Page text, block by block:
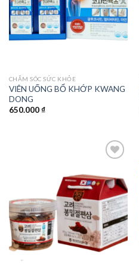
CHĂM SÓC SỨC KHỎE
VIÊN UỐNG BỔ KHỚP KWANG
DONG
650.000₫
Add to
wishlist